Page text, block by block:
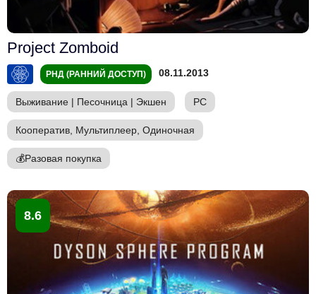
Project Zomboid
РНД (РАННИЙ ДОСТУП) 08.11.2013
Выживание | Песочница | Экшен PC
Кооператив, Мультиплеер, Одиночная
💰Разовая покупка
8.6